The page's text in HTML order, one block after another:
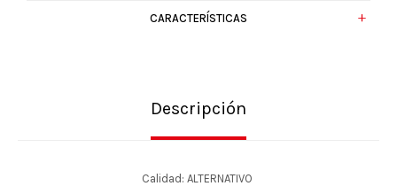
CARACTERÍSTICAS
Descripción
Calidad: ALTERNATIVO